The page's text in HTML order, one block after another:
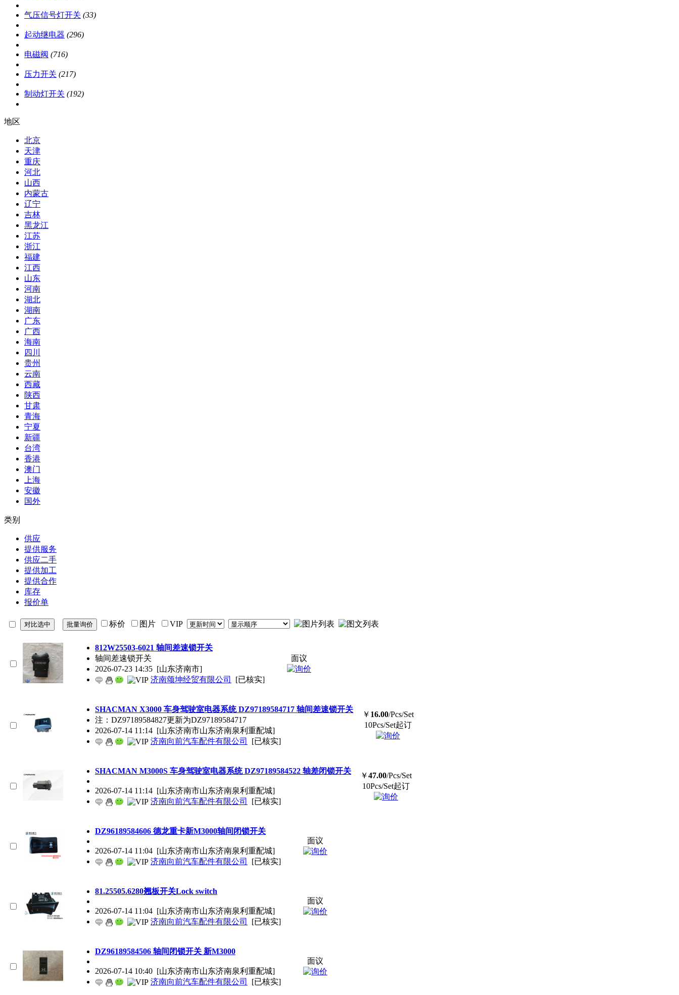
气压信号灯开关 (33)
起动继电器 (296)
电磁阀 (716)
压力开关 (217)
制动灯开关 (192)
地区
北京
天津
重庆
河北
山西
内蒙古
辽宁
吉林
黑龙江
江苏
浙江
福建
江西
山东
河南
湖北
湖南
广东
广西
海南
四川
贵州
云南
西藏
陕西
甘肃
青海
宁夏
新疆
台湾
香港
澳门
上海
安徽
国外
类别
供应
提供服务
供应二手
提供加工
提供合作
库存
报价单
标价 图片 VIP
812W25503-6021 轴间差速锁开关
轴间差速锁开关
2026-07-23 14:35 [山东济南市]
济南颂坤经贸有限公司
[已核实]
面议
SHACMAN X3000 车身驾驶室电器系统 DZ97189584717 轴间差速锁开关
注：DZ97189584827更新为DZ97189584717
2026-07-14 11:14 [山东济南市山东济南泉利重配城]
济南向前汽车配件有限公司
[已核实]
￥ 16.00/Pcs/Set
10Pcs/Set起订
SHACMAN M3000S 车身驾驶室电器系统 DZ97189584522 轴差闭锁开关
2026-07-14 11:14 [山东济南市山东济南泉利重配城]
济南向前汽车配件有限公司
[已核实]
￥47.00/Pcs/Set
10Pcs/Set起订
DZ96189584606 德龙重卡新M3000轴间闭锁开关
2026-07-14 11:04 [山东济南市山东济南泉利重配城]
济南向前汽车配件有限公司
[已核实]
面议
81.25505.6280翘板开关Lock switch
2026-07-14 11:04 [山东济南市山东济南泉利重配城]
济南向前汽车配件有限公司
[已核实]
面议
DZ96189584506 轴间闭锁开关 新M3000
2026-07-14 10:40 [山东济南市山东济南泉利重配城]
济南向前汽车配件有限公司
[已核实]
面议